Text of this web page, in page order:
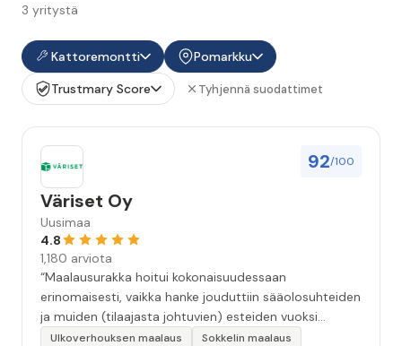
3 yritystä
Kattoremontti
Pomarkku
Trustmary Score
Tyhjennä suodattimet
92/100
Väriset Oy
Uusimaa
4.8
1,180 arviota
“Maalausurakka hoitui kokonaisuudessaan
erinomaisesti, vaikka hanke jouduttiin sääolosuhteiden
ja muiden (tilaajasta johtuvien) esteiden vuoksi
keskeyttämään n. 3 viikoksi. Maalaistulos on oikein
Ulkoverhouksen maalaus
Sokkelin maalaus